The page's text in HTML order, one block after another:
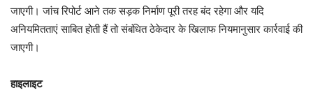
जाएगी। जांच रिपोर्ट आने तक सड़क निर्माण पूरी तरह बंद रहेगा और यदि
अनियमितताएं साबित होती हैं तो संबंधित ठेकेदार के खिलाफ नियमानुसार कार्रवाई की
जाएगी।
हाइलाइट